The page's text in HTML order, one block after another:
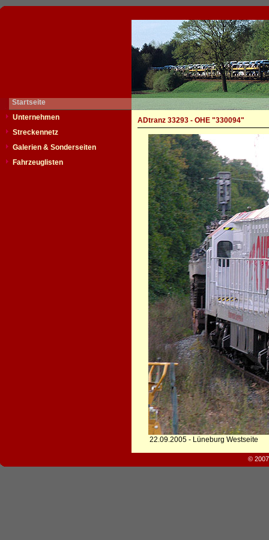
Startseite
Unternehmen
Streckennetz
Galerien & Sonderseiten
Fahrzeuglisten
ADtranz 33293 - OHE "330094"
22.09.2005 - Lüneburg Westseite
©